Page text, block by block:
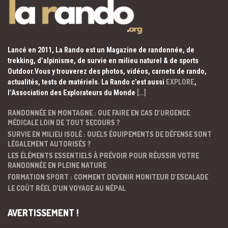
Lancé en 2011, La Rando est un Magazine de randonnée, de
trekking, d’alpinisme, de survie en milieu naturel & de sports
Outdoor.Vous y trouverez des photos, vidéos, carnets de rando,
actualités, tests de matériels. La Rando c’est aussi EXPLORE,
l’Association des Explorateurs du Monde […]
RANDONNÉE EN MONTAGNE : QUE FAIRE EN CAS D’URGENCE
MÉDICALE LOIN DE TOUT SECOURS ?
SURVIE EN MILIEU ISOLÉ : QUELS ÉQUIPEMENTS DE DÉFENSE SONT
LÉGALEMENT AUTORISÉS ?
LES ÉLÉMENTS ESSENTIELS À PRÉVOIR POUR RÉUSSIR VOTRE
RANDONNÉE EN PLEINE NATURE
FORMATION SPORT : COMMENT DEVENIR MONITEUR D’ESCALADE
LE COÛT RÉEL D’UN VOYAGE AU NÉPAL
AVERTISSEMENT !